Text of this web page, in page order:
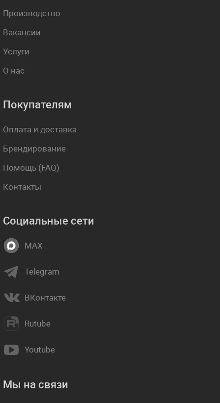
Производство
Вакансии
Услуги
О нас
Покупателям
Оплата и доставка
Брендирование
Помощь (FAQ)
Контакты
Социальные сети
MAX
Telegram
ВКонтакте
Rutube
Youtube
Мы на связи